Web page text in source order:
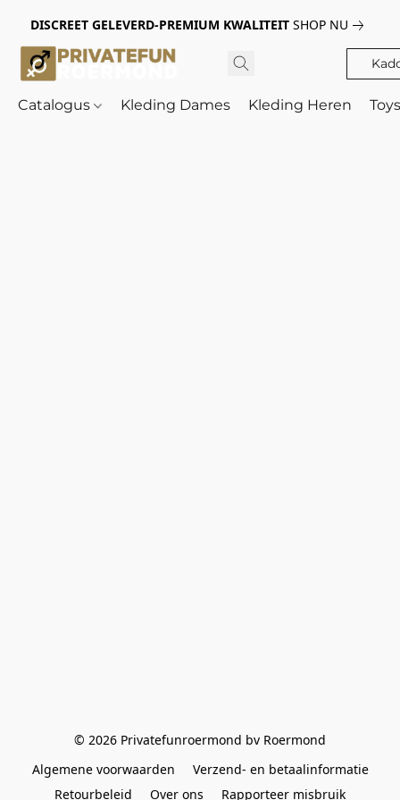
DISCREET GELEVERD-PREMIUM KWALITEIT SHOP NU
Catalogus Kleding Dames Kleding Heren
© 2026 Privatefunroermond bv Roermond
Algemene voorwaarden
Verzend- en betaalinformatie
Retourbeleid
Over ons Rapporteer misbruik